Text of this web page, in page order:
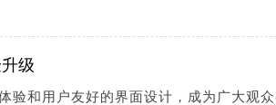
级
验和用户友好的界面设计，成为广大观